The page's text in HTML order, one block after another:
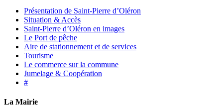
Présentation de Saint-Pierre d’Oléron
Situation & Accès
Saint-Pierre d’Oléron en images
Le Port de pêche
Aire de stationnement et de services
Tourisme
Le commerce sur la commune
Jumelage & Coopération
#
La Mairie